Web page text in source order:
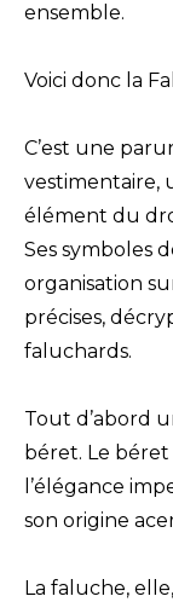
ensemble.
Voici donc la
C’est une
vestimentaire,
élément du
Ses symboles
organisation
précises,
faluchards.
Tout d’abord
béret. Le béret
l’élégance
son origine
La faluche,